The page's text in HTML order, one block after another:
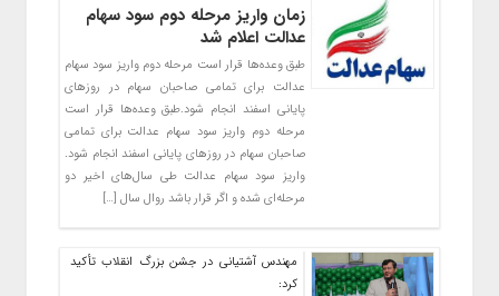
زمان واریز مرحله دوم سود سهام
عدالت اعلام شد
طبق وعده‌ها قرار است مرحله دوم واریز سود سهام
عدالت برای تمامی صاحبان سهام در روز‌های
پایانی اسفند انجام شود.طبق وعده‌ها قرار است
مرحله دوم واریز سود سهام عدالت برای تمامی
صاحبان سهام در روز‌های پایانی اسفند انجام شود.
واریز سود سهام عدالت طی سال‌های اخیر دو
مرحله‌ای شده و اگر قرار باشد روال سال […]
مهندس آشتیانی در جشن بزرگ انقلاب تأکید
کرد: